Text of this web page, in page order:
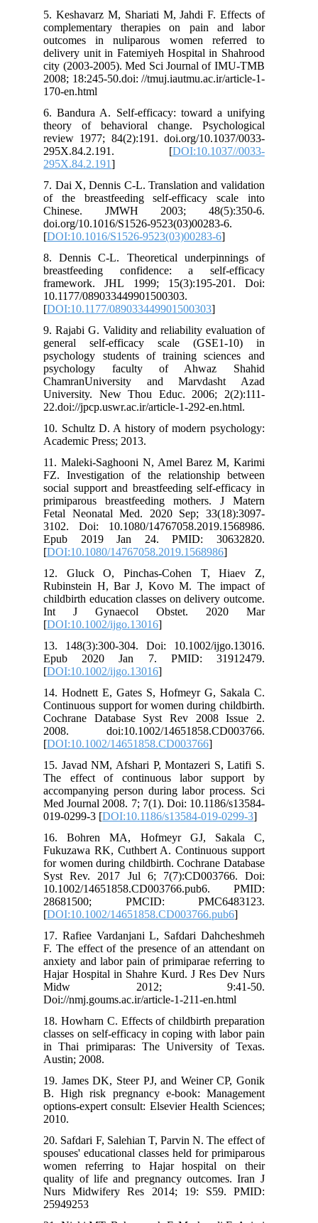
5. Keshavarz M, Shariati M, Jahdi F. Effects of
complementary therapies on pain and labor
outcomes in nuliparous women referred to
delivery unit in Fatemiyeh Hospital in Shahrood
city (2003-2005). Med Sci Journal of IMU-TMB
2008; 18:245-50.doi: //tmuj.iautmu.ac.ir/article-1-
170-en.html
6. Bandura A. Self-efficacy: toward a unifying
theory of behavioral change. Psychological
review 1977; 84(2):191. doi.org/10.1037/0033-
295X.84.2.191. [DOI:10.1037//0033-
295X.84.2.191
7. Dai X, Dennis C-L. Translation and validation
of the breastfeeding self-efficacy scale into
Chinese. JMWH 2003; 48(5):350-6.
doi.org/10.1016/S1526-9523(03)00283-6.
[DOI:10.1016/S1526-9523(03)00283-6
8. Dennis C-L. Theoretical underpinnings of
breastfeeding confidence: a self-efficacy
framework. JHL 1999; 15(3):195-201. Doi:
10.1177/089033449901500303.
[DOI:10.1177/089033449901500303
9. Rajabi G. Validity and reliability evaluation of
general self-efficacy scale (GSE1-10) in
psychology students of training sciences and
psychology faculty of Ahwaz Shahid
ChamranUniversity and Marvdasht Azad
University. New Thou Educ. 2006; 2(2):111-
22.doi://jpcp.uswr.ac.ir/article-1-292-en.html.
10. Schultz D. A history of modern psychology:
Academic Press; 2013.
11. Maleki-Saghooni N, Amel Barez M, Karimi
FZ. Investigation of the relationship between
social support and breastfeeding self-efficacy in
primiparous breastfeeding mothers. J Matern
Fetal Neonatal Med. 2020 Sep; 33(18):3097-
3102. Doi: 10.1080/14767058.2019.1568986.
Epub 2019 Jan 24. PMID: 30632820.
[DOI:10.1080/14767058.2019.1568986
12. Gluck O, Pinchas-Cohen T, Hiaev Z,
Rubinstein H, Bar J, Kovo M. The impact of
childbirth education classes on delivery outcome.
Int J Gynaecol Obstet. 2020 Mar
[DOI:10.1002/ijgo.13016
13. 148(3):300-304. Doi: 10.1002/ijgo.13016.
Epub 2020 Jan 7. PMID: 31912479.
[DOI:10.1002/ijgo.13016
14. Hodnett E, Gates S, Hofmeyr G, Sakala C.
Continuous support for women during childbirth.
Cochrane Database Syst Rev 2008 Issue 2.
2008. doi:10.1002/14651858.CD003766.
[DOI:10.1002/14651858.CD003766
15. Javad NM, Afshari P, Montazeri S, Latifi S.
The effect of continuous labor support by
accompanying person during labor process. Sci
Med Journal 2008. 7; 7(1). Doi: 10.1186/s13584-
019-0299-3 [DOI:10.1186/s13584-019-0299-3
16. Bohren MA, Hofmeyr GJ, Sakala C,
Fukuzawa RK, Cuthbert A. Continuous support
for women during childbirth. Cochrane Database
Syst Rev. 2017 Jul 6; 7(7):CD003766. Doi:
10.1002/14651858.CD003766.pub6. PMID:
28681500; PMCID: PMC6483123.
[DOI:10.1002/14651858.CD003766.pub6
17. Rafiee Vardanjani L, Safdari Dahcheshmeh
F. The effect of the presence of an attendant on
anxiety and labor pain of primiparae referring to
Hajar Hospital in Shahre Kurd. J Res Dev Nurs
Midw 2012; 9:41-50.
Doi://nmj.goums.ac.ir/article-1-211-en.html
18. Howharn C. Effects of childbirth preparation
classes on self-efficacy in coping with labor pain
in Thai primiparas: The University of Texas.
Austin; 2008.
19. James DK, Steer PJ, and Weiner CP, Gonik
B. High risk pregnancy e-book: Management
options-expert consult: Elsevier Health Sciences;
20. Safdari F, Salehian T, Parvin N. The effect of
spouses' educational classes held for primiparous
women referring to Hajar hospital on their
quality of life and pregnancy outcomes. Iran J
Nurs Midwifery Res 2014; 19: S59. PMID:
25949253